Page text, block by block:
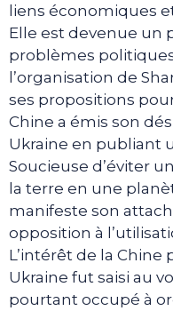
liens économiques
Elle est devenue un
problèmes
l’organisation de
ses propositions
Chine a émis son
Ukraine en publiant
Soucieuse d’éviter
la terre en une
manifeste son
opposition à
L’intérêt de la Chine
Ukraine fut saisi au
pourtant occupé à